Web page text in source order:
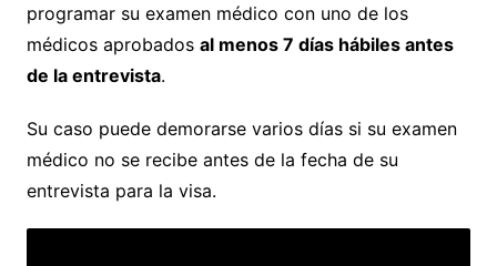
programar su examen médico con uno de los
médicos aprobados al menos 7 días hábiles antes
de la entrevista.
Su caso puede demorarse varios días si su examen
médico no se recibe antes de la fecha de su
entrevista para la visa.